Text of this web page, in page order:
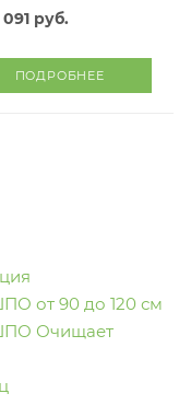
руб.
ПОДРОБНЕЕ
от 90 до 120 см
Очищает